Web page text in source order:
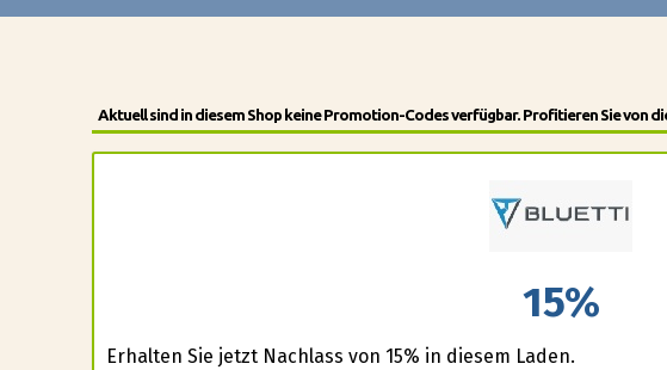
Aktuell sind in diesem Shop keine Promotion-Codes verfügbar. Profitieren Sie von
15%
Erhalten Sie jetzt Nachlass von 15% in diesem Laden.